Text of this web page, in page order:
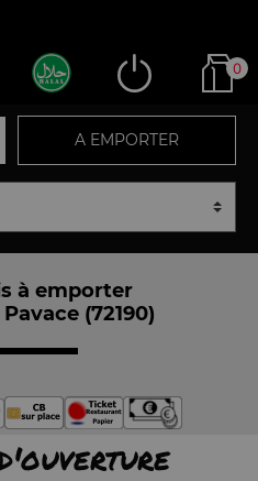
0
A EMPORTER
à emporter
(72190)